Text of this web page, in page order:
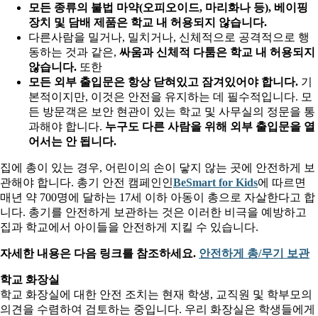
모든 종류의 불법 마약(오피오이드, 마리화나 등), 베이핑
장치 및 담배 제품은 학교 내 허용되지 않습니다.
다른사람을 밀거나, 밀치거나, 신체적으로 공격적으로 행
동하는 것과 같은, 싸움과 신체적 다툼은 학교 내 허용되지
않습니다. 또한
모든 외부 출입문은 항상 닫혀있고 잠겨있어야 합니다. 기
본적이지만, 이것은 안전을 유지하는 데 필수적입니다. 모
든 방문객은 보안 현관이 있는 학교 및 사무실의 정문을 통
과해야 합니다. 누구도 다른 사람을 위해 외부 출입문을 열
어서는 안 됩니다.
집에 총이 있는 경우, 어린이의 손이 닿지 않는 곳에 안전하게 보
관해야 합니다. 총기 안전 캠페인인BeSmart for Kids에 따르면
매년 약 700명에 달하는 17세 이하 아동이 총으로 자살한다고 합
니다. 총기를 안전하게 보관하는 것은 이러한 비극을 예방하고
집과 학교에서 아이들을 안전하게 지킬 수 있습니다.
자세한 내용은 다음 링크를 참조하세요. 안전하게 총/무기 보관
학교 화장실
학교 화장실에 대한 안전 조치는 현재 학생, 교직원 및 학부모의
의견을 수렴하여 검토하는 중입니다. 우리 화장실은 학생들에게